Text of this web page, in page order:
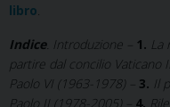
libro.
Indice. Introduzione – 1. La
partire dal concilio Vaticano II
Paolo VI (1963-1978) – 3. Il
Paolo II (1978-2005) – 4.